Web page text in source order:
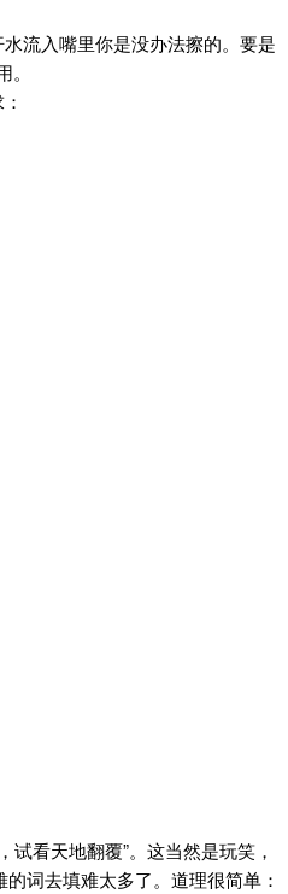
流入嘴里你是没办法擦的。要是
试看天地翻覆”。这当然是玩笑，
词去填难太多了。道理很简单：